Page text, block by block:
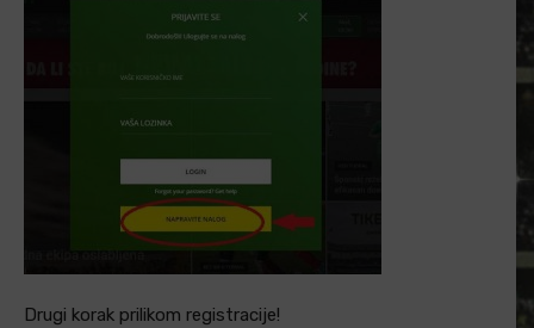
Drugi korak prilikom registracije!